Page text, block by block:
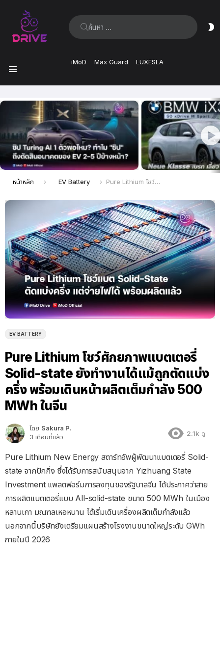
ค้นหา:
iMoD Max Guard LUXESLA
ล่าสุด
คุณอยู่ที่นี่:
หน้าหลัก EV Battery Pure Lithium โชว์ศักยภาพแบตเตอรี่ Solid-state ยังทำงานได้แม้ถูกตัดแบ่งครึ่ง พร้อมเดินหน้าผลิตเต็มกำลัง 500 MWh ในจีน
EV BATTERY
Pure Lithium โชว์ศักยภาพแบตเตอรี่
Solid-state ยังทำงานได้แม้ถูกตัดแบ่ง
ครึ่ง พร้อมเดินหน้าผลิตเต็มกำลัง 500
MWh ในจีน
โดย Sakura P.
3 เดือนที่แล้ว
2.1k ดู
Pure Lithium New Energy สตาร์ทอัพผู้พัฒนาแบตเตอรี่ Solid-
state จากปักกิ่ง ซึ่งได้รับการสนับสนุนจาก Yizhuang State
Investment แพลตฟอร์มการลงทุนของรัฐบาลจีน ได้ประกาศว่าสาย
การผลิตแบตเตอรี่แบบ All-solid-state ขนาด 500 MWh ในเมือง
หลานเกา มณฑลเหอหนาน ได้เริ่มเดินเครื่องผลิตเต็มกำลังแล้ว
นอกจากนี้บริษัทยังเตรียมแผนสร้างโรงงานขนาดใหญ่ระดับ GWh
ภายในปี 2026